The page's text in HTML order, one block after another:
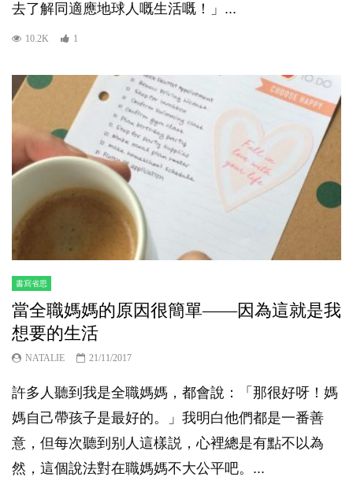
去了解同適應地球人嘅生活嘅！」...
10.2K 1
書寫省思
當全職媽媽的原因很簡單——因為這就是我
想要的生活
NATALIE 21/11/2017
許多人聽到我是全職媽媽，都會說：「那很好呀！媽
媽自己帶孩子是最好的。」我明白他們都是一番善
意，但每次聽到别人這樣説，心裡總是有點不以為
然，這個說法對在職媽媽不大公平吧。...